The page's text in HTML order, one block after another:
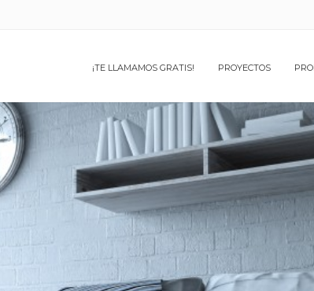
¡TE LLAMAMOS GRATIS! PROYECTOS